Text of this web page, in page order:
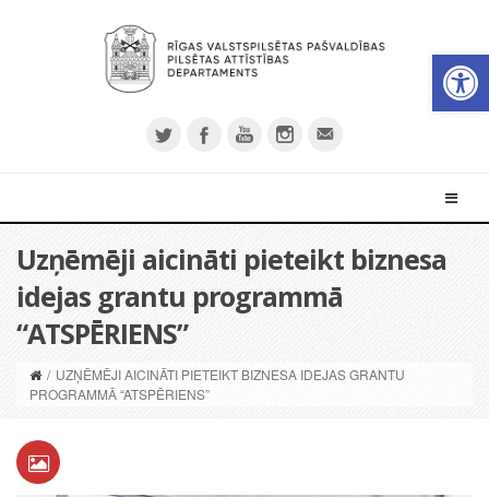
Uzņēmēji aicināti pieteikt biznesa
idejas grantu programmā
“ATSPĒRIENS”
/ UZŅĒMĒJI AICINĀTI PIETEIKT BIZNESA IDEJAS GRANTU
PROGRAMMĀ “ATSPĒRIENS”